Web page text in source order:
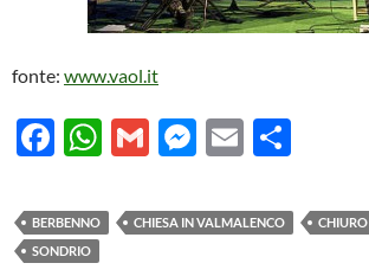
fonte: www.vaol.it
F
e
b
W
at
s
G
ail
M
se
n
E
ail n
di
BERBENNO CHIESA IN VALMALENCO CHIURO
SONDRIO